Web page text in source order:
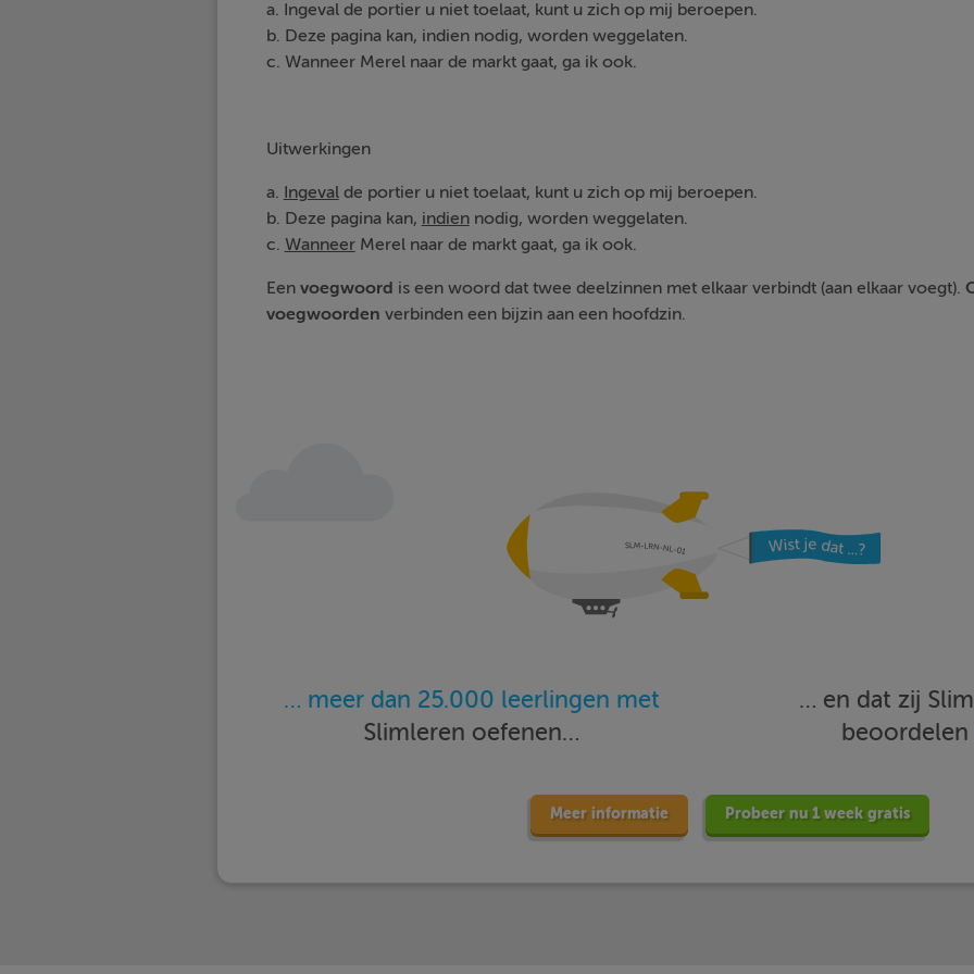
a. Ingeval de portier u niet toelaat, kunt u zich op mij beroepen.
b. Deze pagina kan, indien nodig, worden weggelaten.
c. Wanneer Merel naar de markt gaat, ga ik ook.
Uitwerkingen
a. Ingevalde portier u niet toelaat, kunt u zich op mij beroepen.
b. Deze pagina kan, indiennodig, worden weggelaten.
c. WanneerMerel naar de markt gaat, ga ik ook.
Een voegwoord is een woord dat twee deelzinnen met elkaar verbindt (aan elkaar voegt).
voegwoorden verbinden een bijzin aan een hoofdzin.
… meer dan 25.000 leerlingen met
Slimleren oefenen…
… en dat zij
beoordelen
Meer informatie Probeer nu 1 week gratis